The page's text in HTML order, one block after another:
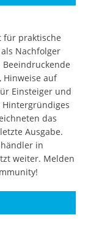
für praktische
Nachfolger
Hinweise auf
Einsteiger und
das
Ausgabe.
in
weiter. Melden